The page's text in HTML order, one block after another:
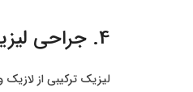
4. جراحی لیزیک (LASEK – Laser Epithelial Keratomileusis)
لیزیک ترکیبی از